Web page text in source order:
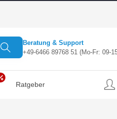
Ratgeber
Beratung & Support
+49-6466 89768 51 (Mo-Fr: 09-